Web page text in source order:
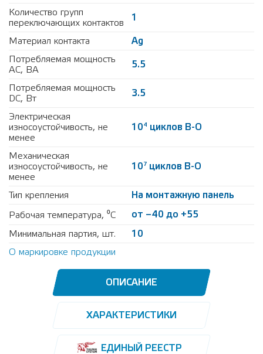
Количество групп
переключающих контактов
1
Материал контакта
Ag
Потребляемая мощность
AC, ВА
5.5
Потребляемая мощность
DC, Вт
3.5
Электрическая
износоустойчивость, не
менее
104 циклов В-О
Механическая
износоустойчивость, не
менее
107 циклов В-О
Тип крепления
На монтажную панель
Рабочая температура, ⁰С
от –40 до +55
Минимальная партия, шт.
10
О маркировке продукции
ОПИСАНИЕ
ХАРАКТЕРИСТИКИ
ЕДИНЫЙ РЕЕСТР